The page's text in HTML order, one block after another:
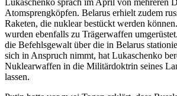
Lukaschenko sprach im April von mehreren
Atomsprengköpfen. Belarus erhielt zudem
Raketen, die nuklear bestückt werden
wurden ebenfalls zu Trägerwaffen
die Befehlsgewalt über die in Belarus
sich in Anspruch nimmt, hat Lukaschenko
Nuklearwaffen in die Militärdoktrin seines
lassen.